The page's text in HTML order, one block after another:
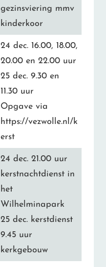
gezinsviering mmv
kinderkoor
24 dec. 16.00, 18.00,
20.00 en 22.00 uur
25 dec. 9.30 en
11.30 uur
Opgave via
https://vezwolle.nl/k
erst
24 dec. 21.00 uur
kerstnachtdienst in
het
Wilhelminapark
25 dec. kerstdienst
9.45 uur
kerkgebouw